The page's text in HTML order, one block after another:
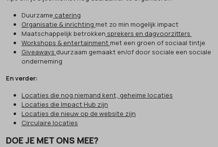
Duurzame catering
Organisatie & inrichting met zo min mogelijk impact
Maatschappelijk betrokken sprekers en dagvoorzitters
Workshops & entertainment met een groen of sociaal tintje
Giveaways duurzaam gemaakt en/of door sociale een sociale
onderneming
En verder:
Locaties die nog niemand kent, geheime locaties
Locaties die Impact Hub zijn
Locaties die nieuw op de website zijn
Circulaire locaties
DOE JE MET ONS MEE?